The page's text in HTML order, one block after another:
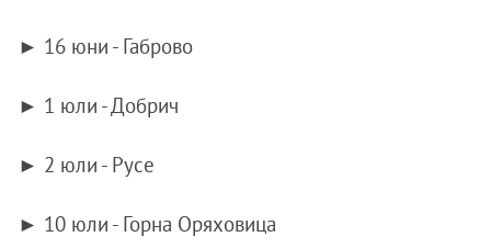
► 16 юни - Габрово
► 1 юли - Добрич
► 2 юли - Русе
► 10 юли - Горна Оряховица